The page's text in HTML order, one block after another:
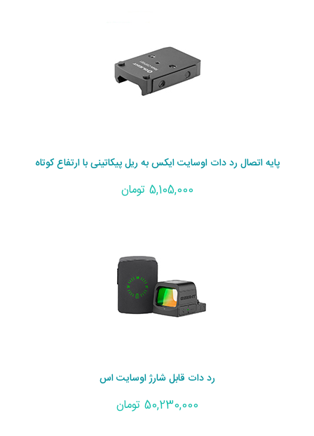
پایه اتصال رد دات اوسایت ایکس به ریل پیکاتینی با ارتفاع کوتاه
5,105,000 تومان
رد دات قابل شارژ اوسایت اس
50,230,000 تومان